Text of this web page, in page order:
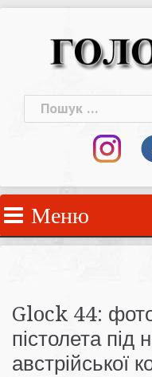
Пошук:
Меню
Glock 44:
пістолета під
австрійської